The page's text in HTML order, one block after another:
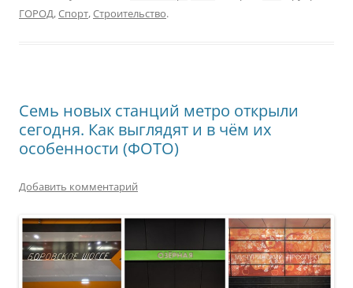
ГОРОД,Спорт,Строительство.
Семь новых станций метро открыли
сегодня. Как выглядят и в чём их
особенности (ФОТО)
Добавить комментарий